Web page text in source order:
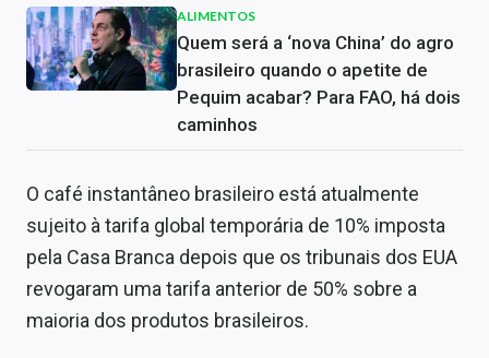
ALIMENTOS
Quem será a ‘nova China’ do agro
brasileiro quando o apetite de
Pequim acabar? Para FAO, há dois
caminhos
O café instantâneo brasileiro está atualmente
sujeito à tarifa global temporária de 10% imposta
pela Casa Branca depois que os tribunais dos EUA
revogaram uma tarifa anterior de 50% sobre a
maioria dos produtos brasileiros.